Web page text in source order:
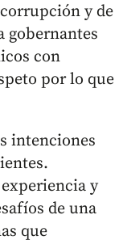
y de
gobernantes
con
por lo que
intenciones
y
de una
que